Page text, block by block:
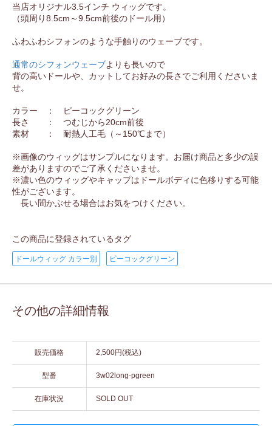
当店オリジナル3.5インチ ウィッグです。
（頭周り8.5cm～9.5cm前後のドール用）
ふわふわシフォンのような手触りのウェーブです。
通常のシフォンウェーブよりも長いので
背の高いドールや、カットしてお好みの長さでご利用くださいま
せ。
カラー ： ピーコックグリーン
長さ ： つむじから20cm前後
素材 ： 耐熱人工毛（～150℃まで）
※画像のウィッグはサンプルになります。お届け商品と多少の誤
差がありますのでご了承くださいませ。
※濃い色のウィッグやキャップはドールボディに色移りする可能
性がございます。
長い間かぶせる場合はお気をつけください。
この商品に登録されているタグ
ドールウィッグ カラー別 ピーコックグリーン
その他の詳細情報
販売価格 2,500円(税込)
型番 3w02long-pgreen
在庫状況 SOLD OUT